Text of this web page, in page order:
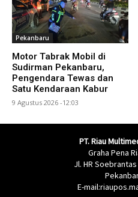
Pekanbaru
Motor Tabrak Mobil di
Sudirman Pekanbaru,
Pengendara Tewas dan
Satu Kendaraan Kabur
9 Agustus 2026 -12:03
PT. Riau
Graha Pena
Jl. HR
E-